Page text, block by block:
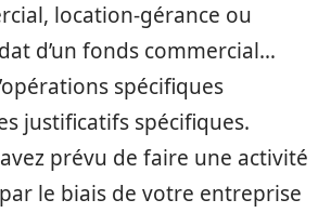
location-gérance ou
d’un fonds commercial…
spécifiques
justificatifs spécifiques.
prévu de faire une activité
le biais de votre entreprise